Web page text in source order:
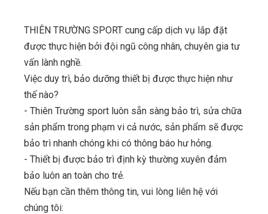
THIÊN TRƯỜNG SPORT cung cấp dịch vụ lắp đặt
được thực hiện bởi đội ngũ công nhân, chuyên gia tư
vấn lành nghề.
Việc duy trì, bảo dưỡng thiết bị được thực hiện như
thế nào?
- Thiên Trường sport luôn sẵn sàng bảo trì, sửa chữa
sản phẩm trong phạm vi cả nước, sản phẩm sẽ được
bảo trì nhanh chóng khi có thông báo hư hỏng.
- Thiết bị được bảo trì định kỳ thường xuyên đảm
bảo luôn an toàn cho trẻ.
Nếu bạn cần thêm thông tin, vui lòng liên hệ với
chúng tôi: